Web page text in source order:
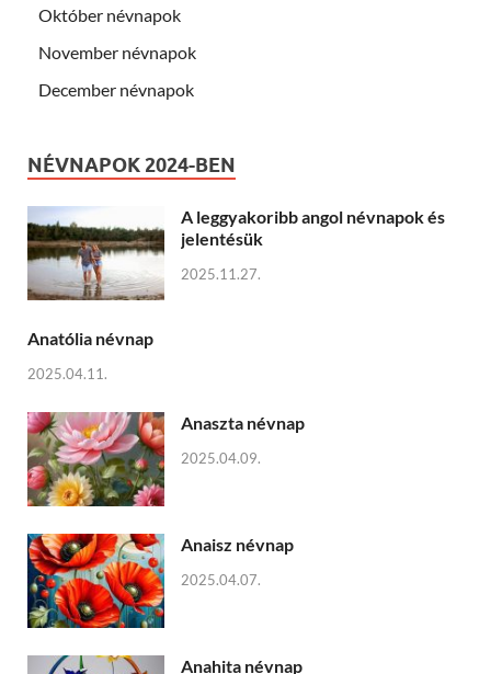
Október névnapok
November névnapok
December névnapok
NÉVNAPOK 2024-BEN
A leggyakoribb angol névnapok és
jelentésük
2025.11.27.
Anatólia névnap
2025.04.11.
Anaszta névnap
2025.04.09.
Anaisz névnap
2025.04.07.
Anahita névnap